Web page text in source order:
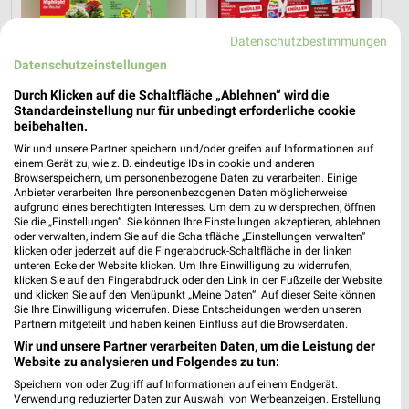
16,6 km
Angebote ab 10.08.
Gültig ab Mo. 10.08.
Angebote ab 06.08.
Gültig bis Mi. 12.08.
XXXLutz XXXLutz
Datenschutzbestimmungen
Datenschutzeinstellungen
Durch Klicken auf die Schaltfläche „Ablehnen“ wird die
Standardeinstellung nur für unbedingt erforderliche cookie
beibehalten.
Wir und unsere Partner speichern und/oder greifen auf Informationen auf
einem Gerät zu, wie z. B. eindeutige IDs in cookie und anderen
Browserspeichern, um personenbezogene Daten zu verarbeiten. Einige
Anbieter verarbeiten Ihre personenbezogenen Daten möglicherweise
aufgrund eines berechtigten Interesses. Um dem zu widersprechen, öffnen
Sie die „Einstellungen“. Sie können Ihre Einstellungen akzeptieren, ablehnen
oder verwalten, indem Sie auf die Schaltfläche „Einstellungen verwalten“
klicken oder jederzeit auf die Fingerabdruck-Schaltfläche in der linken
unteren Ecke der Website klicken. Um Ihre Einwilligung zu widerrufen,
klicken Sie auf den Fingerabdruck oder den Link in der Fußzeile der Website
und klicken Sie auf den Menüpunkt „Meine Daten“. Auf dieser Seite können
Sie Ihre Einwilligung widerrufen. Diese Entscheidungen werden unseren
Partnern mitgeteilt und haben keinen Einfluss auf die Browserdaten.
Wir und unsere Partner verarbeiten Daten, um die Leistung der
Website zu analysieren und Folgendes zu tun:
Speichern von oder Zugriff auf Informationen auf einem Endgerät.
Verwendung reduzierter Daten zur Auswahl von Werbeanzeigen. Erstellung